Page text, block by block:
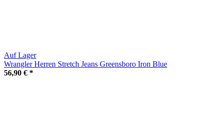
Auf Lager
Wrangler Herren Stretch Jeans Greensboro Iron Blue
56,90 € *